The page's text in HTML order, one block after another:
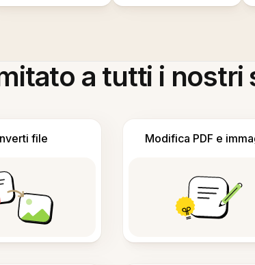
a tutti i nostri
file Modifica PDF e